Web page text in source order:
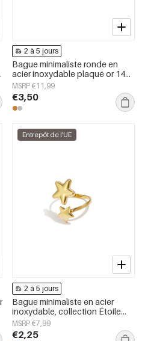
2 à 5 jours
Bague minimaliste ronde en
acier inoxydable plaqué or 14
carats, collection simple et
décontractée pour femmes
MSRP €11,99
€3,50
Entrepôt de l'UE
2 à 5 jours
Bague minimaliste en acier
inoxydable, collection Étoile
Simple Daily Simple, bijoux pour
femmes
MSRP €7,99
€2,25